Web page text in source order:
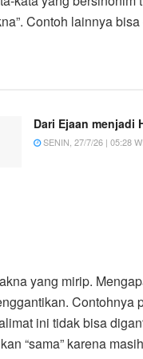
Contoh lainnya
Dari Ejaan menjadi
SENIN, 27/7/26 | 05:28
yang mirip.
Contohnya
ini tidak bisa
“sama” karena